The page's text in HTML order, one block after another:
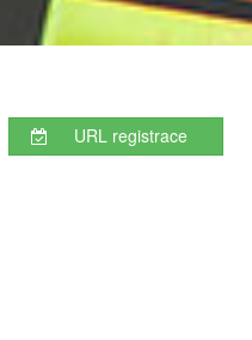
URL registrace